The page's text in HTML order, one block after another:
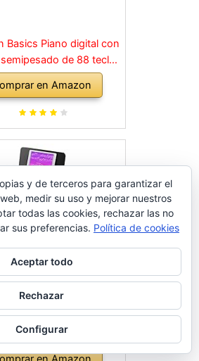
Basics Piano digital con
de 88 teclas
de resonancia, fuente
2 altavoces y
de formación, Negro
en Amazon
electrónico plegable
88 Teclas, Teclado
y de terceros para garantizar el
medir su uso y mejorar nuestros
todas las cookies, rechazar las no
sus preferencias. Política de cookies
Aceptar todo
Rechazar
Configurar